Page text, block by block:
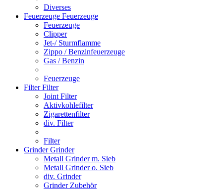
Diverses
Feuerzeuge Feuerzeuge
Feuerzeuge
Clipper
Jet-/ Sturmflamme
Zippo / Benzinfeuerzeuge
Gas / Benzin
Feuerzeuge
FilterFilter
Joint Filter
Aktivkohlefilter
Zigarettenfilter
div. Filter
Filter
GrinderGrinder
Metall Grinder m. Sieb
Metall Grinder o. Sieb
div. Grinder
Grinder Zubehör